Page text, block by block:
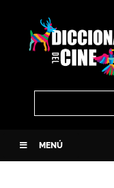
MENÚ